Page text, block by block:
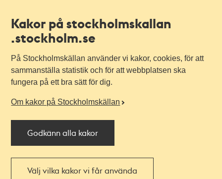
Kakor på stockholmskallan
.stockholm.se
På Stockholmskällan använder vi kakor, cookies, för att
sammanställa statistik och för att webbplatsen ska
fungera på ett bra sätt för dig.
Om kakor på Stockholmskällan
Godkänn alla kakor
Välj vilka kakor vi får använda